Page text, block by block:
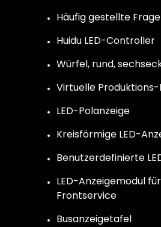
Häufig gestellte
Huidu LED-Controller
Würfel, rund,
Virtuelle Produktions-
LED-Polanzeige
Kreisförmige LED-
Benutzerdefinierte
LED-Anzeigemodul
Frontservice
Busanzeigetafel